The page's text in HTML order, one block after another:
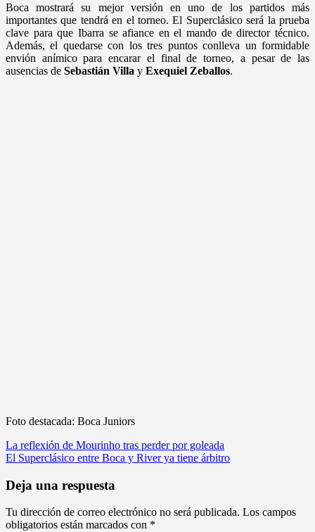
Boca mostrará su mejor versión en uno de los partidos más
importantes que tendrá en el torneo. El Superclásico será la prueba
clave para que Ibarra se afiance en el mando de director técnico.
Además, el quedarse con los tres puntos conlleva un formidable
envión anímico para encarar el final de torneo, a pesar de las
ausencias de Sebastián Villa y Exequiel Zeballos.
Foto destacada: Boca Juniors
Navegación
de
entradas
La reflexión de Mourinho tras perder por goleada
El Superclásico entre Boca y River ya tiene árbitro
Deja una respuesta
Tu dirección de correo electrónico no será publicada. Los campos
obligatorios están marcados con *